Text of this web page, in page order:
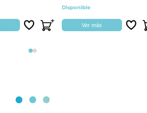
Disponible
Ver más
Página 1
Página 2